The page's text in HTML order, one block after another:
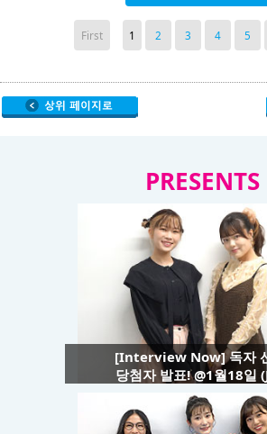
First 1 2 3 4 5
PRESENTS
[Interview Now] 독자
당첨자 발표! @1월18일